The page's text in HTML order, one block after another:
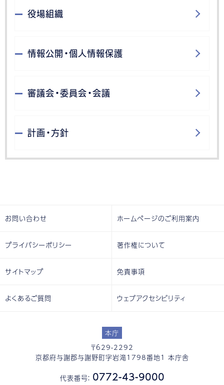
役場組織
情報公開・個人情報保護
審議会・委員会・会議
計画・方針
本庁
〒629-2292
京都府与謝郡与謝野町字岩滝1798番地1 本庁舎
代表番号： 0772-43-9000
お問い合わせ ホームページのご利用案内
プライバシーポリシー 著作権について
サイトマップ 免責事項
よくあるご質問 ウェブアクセシビリティ